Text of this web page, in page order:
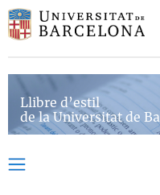
Llibre d’estil
de la Universitat de